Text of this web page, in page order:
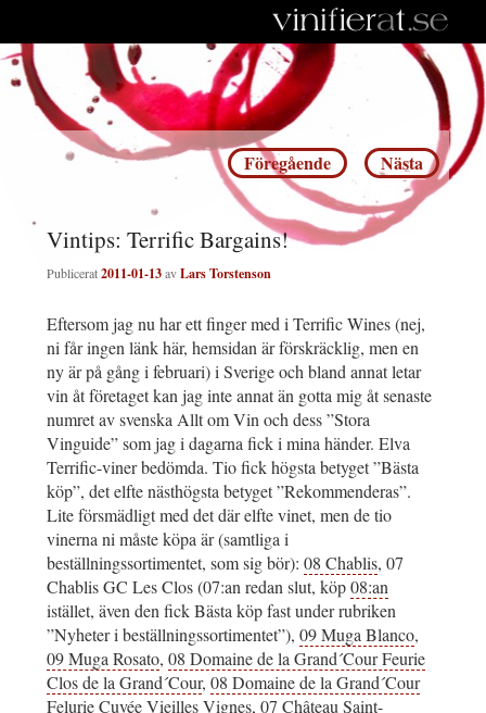
Inläggsnavigering
Föregående Nästa
Vintips: Terrific Bargains!
Publicerat2011-01-13avLars Torstenson
Eftersom jag nu har ett finger med i Terrific Wines (nej,
ni får ingen länk här, hemsidan är förskräcklig, men en
ny är på gång i februari) i Sverige och bland annat letar
vin åt företaget kan jag inte annat än gotta mig åt senaste
numret av svenska Allt om Vin och dess ”Stora
Vinguide” som jag i dagarna fick i mina händer. Elva
Terrific-viner bedömda. Tio fick högsta betyget ”Bästa
köp”, det elfte nästhögsta betyget ”Rekommenderas”.
Lite försmädligt med det där elfte vinet, men de tio
vinerna ni måste köpa är (samtliga i
beställningssortimentet, som sig bör): 08 Chablis, 07
Chablis GC Les Clos (07:an redan slut, köp08:an
istället, även den fick Bästa köp fast under rubriken
”Nyheter i beställningssortimentet”), 09 Muga Blanco,
09 Muga Rosato, 08 Domaine de la Grand´Cour Feurie
Clos de la Grand´Cour, 08 Domaine de la Grand´Cour
Felurie Cuvée Vieilles Vignes, 07 Château Saint-